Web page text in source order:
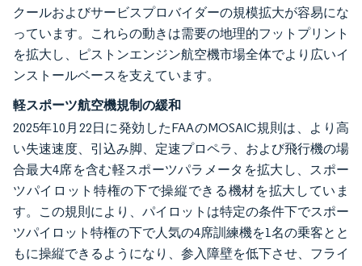
クールおよびサービスプロバイダーの規模拡大が容易にな
っています。これらの動きは需要の地理的フットプリント
を拡大し、ピストンエンジン航空機市場全体でより広いイ
ンストールベースを支えています。
軽スポーツ航空機規制の緩和
2025年10月22日に発効したFAAのMOSAIC規則は、より高
い失速速度、引込み脚、定速プロペラ、および飛行機の場
合最大4席を含む軽スポーツパラメータを拡大し、スポー
ツパイロット特権の下で操縦できる機材を拡大していま
す。この規則により、パイロットは特定の条件下でスポー
ツパイロット特権の下で人気の4席訓練機を1名の乗客とと
もに操縦できるようになり、参入障壁を低下させ、フライ